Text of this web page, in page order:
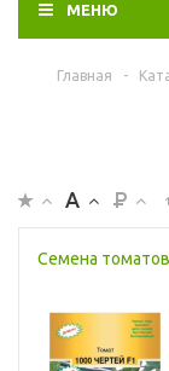
МЕНЮ
Главная -
Семена